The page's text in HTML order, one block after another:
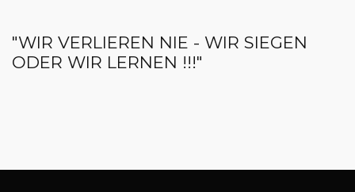
"WIR VERLIEREN NIE - WIR SIEGEN
ODER WIR LERNEN !!!"